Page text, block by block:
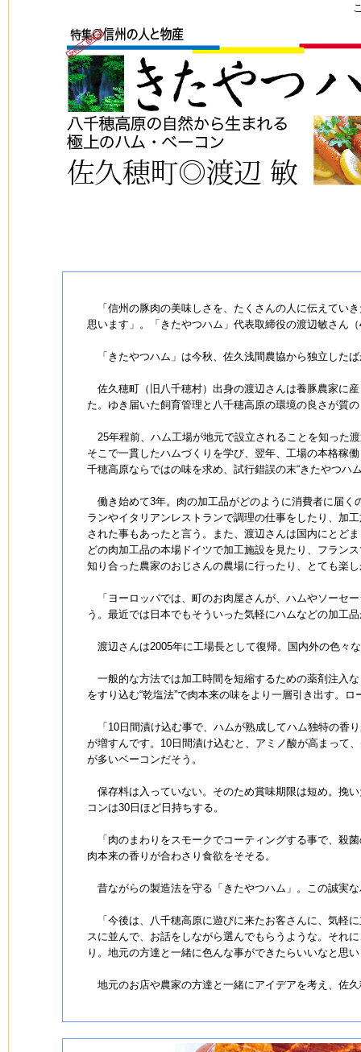
「信州の豚肉の美味しさを、たくさんの人に伝えてい
思います」。「きたやつハム」代表取締役の渡辺敏さん
「きたやつハム」は今秋、佐久浅間農協から独立した
佐久穂町（旧八千穂村）出身の渡辺さんは養豚農家に
た。ゆき届いた飼育管理と八千穂高原の環境の良さが質
25年程前、ハム工場が地元で設立されることを知った
そこで一貫したハムづくりを学び、翌年、工場の本格稼
千穂高原ならではの味を求め、試行錯誤の末“きたやつハ
働き始めて3年。肉の加工品がどのように消費者に届く
ランやイタリアンレストランで調理の仕事をしたり、加
された事もあったと言う。また、渡辺さんは国内にとど
どの肉加工品の本場ドイツで加工施設を見たり、フラン
知り合った農家のおじさんの農場に行ったり、とても楽
「ヨーロッパでは、町のお肉屋さんが、ハムやソーセ
う。最近では日本でもそういった気軽にハムなどの加工
渡辺さんは2005年に工場長として復帰。国内外の色々
一般的な方法では加工時間を短縮するための薬剤注入
をすり込む“乾塩法”で肉本来の味をより一層引き出す。
「10日間漬け込む事で、ハムが熟成してハム独特の香
が増すんです。10日間漬け込むと、アミノ酸が高まって
が多いベーコンだそう。
保存料は入っていない。そのため賞味期限は短め。挽
コンは30日ほど日持ちする。
「肉のまわりをスモークでコーティングする事で、殺
肉本来の香りが合わさり食欲をそそる。
昔ながらの製造法を守る「きたやつハム」。この誠実
「今後は、八千穂高原に遊びに来たお客さんに、気軽
スに並んで、お話をしながら選んでもらうような。それ
り。地元の方達と一緒に色んな事ができたらいいなと思
地元のお店や農家の方達と一緒にアイデアを考え、佐